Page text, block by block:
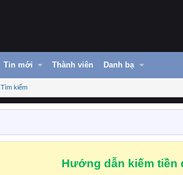
Tin mới Thành viên Danh bạ
Tìm kiếm
Hướng dẫn kiếm tiền